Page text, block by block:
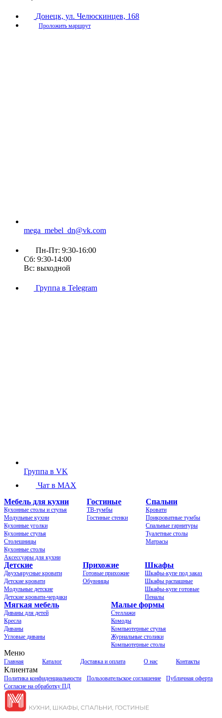
Донецк, ул. Челюскинцев, 168
Проложить маршрут
mega_mebel_dn@vk.com
Пн-Пт: 9:30-16:00
Сб: 9:30-14:00
Вс: выходной
Группа в Telegram
Группа в VK
Чат в MAX
Мебель для кухни
Кухонные столы и стулья
Модульные кухни
Кухонные уголки
Кухонные стулья
Столешницы
Кухонные столы
Аксессуары для кухни
Гостиные
ТВ-тумбы
Гостиные стенки
Спальни
Кровати
Прикроватные тумбы
Спальные гарнитуры
Туалетные столы
Матрасы
Детские
Двухъярусные кровати
Детские кровати
Модульные детские
Детские кровати-чердаки
Прихожие
Готовые прихожие
Обувницы
Шкафы
Шкафы-купе под заказ
Шкафы распашные
Шкафы-купе готовые
Пеналы
Мягкая мебель
Диваны для детей
Кресла
Диваны
Угловые диваны
Малые формы
Стеллажи
Комоды
Компьютерные стулья
Журнальные столики
Компьютерные столы
Меню
Главная Каталог Доставка и оплата О нас Контакты
Клиентам
Политика конфиденциальности Пользовательское соглашение
Публичная оферта
Согласие на обработку ПД